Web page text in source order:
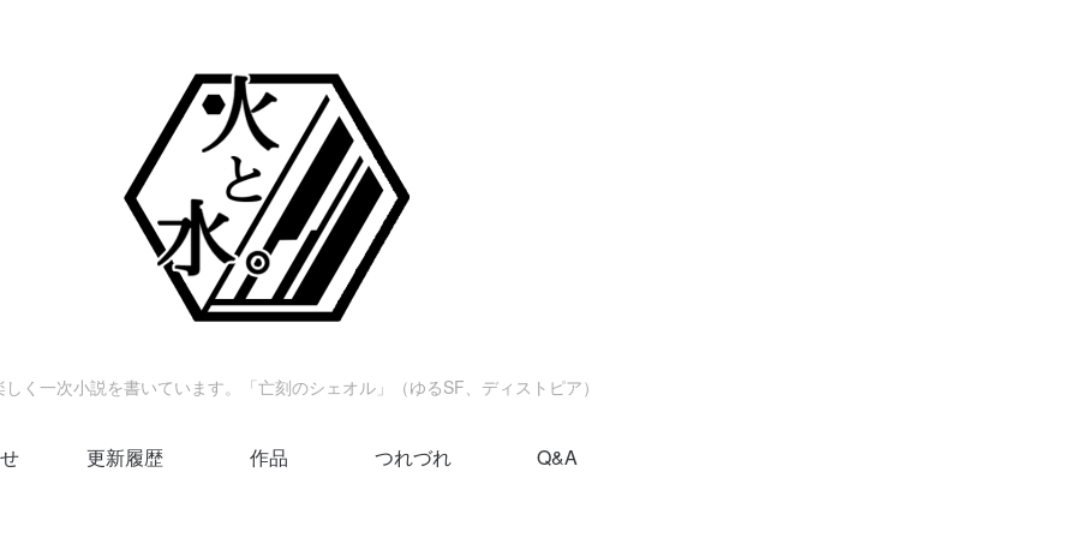
しく一次小説を書いています。「亡刻のシェオル」（ゆるSF、ディストピア）
更新履歴 作品 つれづれ Q&A